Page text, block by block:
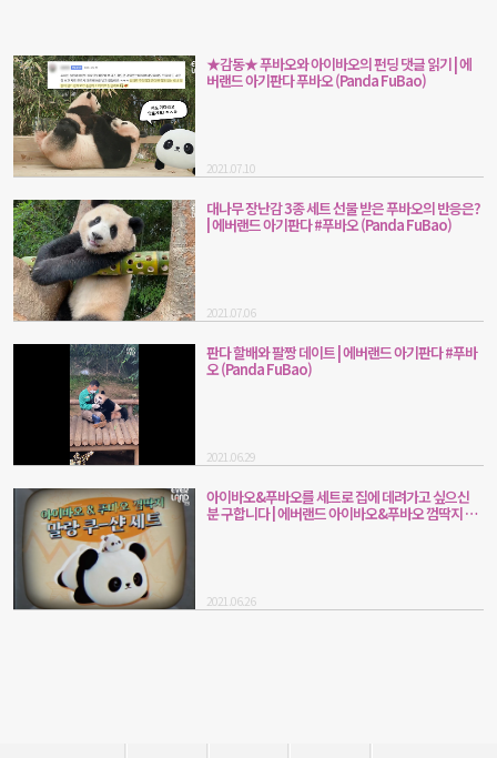
★감동★ 푸바오와 아이바오의 펀딩 댓글 읽기 | 에
버랜드 아기판다 푸바오 (Panda FuBao)
2021.07.10
대나무 장난감 3종 세트 선물 받은 푸바오의 반응은?
| 에버랜드 아기판다 #푸바오 (Panda FuBao)
2021.07.06
판다 할배와 팔짱 데이트 | 에버랜드 아기판다 #푸바
오 (Panda FuBao)
2021.06.29
아이바오&푸바오를 세트로 집에 데려가고 싶으신
분 구합니다 | 에버랜드 아이바오&푸바오 껌딱지 말
2021.06.26